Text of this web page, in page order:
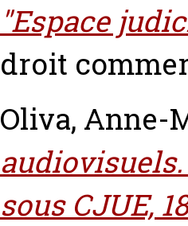
"Espace
droit
Oliva, Anne-
sous CJUE,